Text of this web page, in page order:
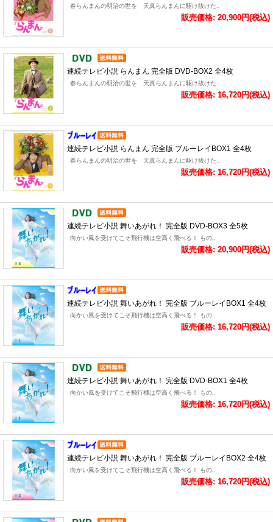
春らんまんの明治の世を 天真らんまんに駆け抜けた..
販売価格: 20,900円(税込)
連続テレビ小説 らんまん 完全版 DVD-BOX2 全4枚
春らんまんの明治の世を 天真らんまんに駆け抜けた..
販売価格: 16,720円(税込)
連続テレビ小説 らんまん 完全版 ブルーレイBOX1 全4枚
春らんまんの明治の世を 天真らんまんに駆け抜けた..
販売価格: 16,720円(税込)
連続テレビ小説 舞いあがれ！ 完全版 DVD-BOX3 全5枚
向かい風を受けてこそ飛行機は空高く飛べる！ もの..
販売価格: 20,900円(税込)
連続テレビ小説 舞いあがれ！ 完全版 ブルーレイBOX1 全4枚
向かい風を受けてこそ飛行機は空高く飛べる！ もの..
販売価格: 16,720円(税込)
連続テレビ小説 舞いあがれ！ 完全版 DVD-BOX1 全4枚
向かい風を受けてこそ飛行機は空高く飛べる！ もの..
販売価格: 16,720円(税込)
連続テレビ小説 舞いあがれ！ 完全版 ブルーレイBOX2 全4枚
向かい風を受けてこそ飛行機は空高く飛べる！ もの..
販売価格: 16,720円(税込)